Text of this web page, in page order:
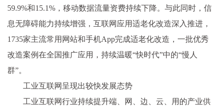
59.9%和15.1%，移动数据流量资费持续下降。与此同时，信
息无障碍能力持续增强，互联网应用适老化改造深入推进，
1735家主流常用网站和手机App完成适老化改造，一批优秀
改造案例在全国推广应用，持续温暖“快时代”中的“慢人
群”。
工业互联网呈现出较快发展态势
工业互联网行业持续提升端、网、边、云、用的产业供